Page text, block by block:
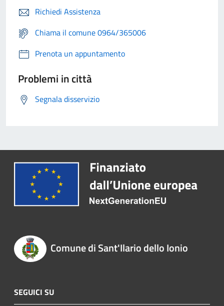
Richiedi Assistenza
Chiama il comune 0964/365006
Prenota un appuntamento
Problemi in città
Segnala disservizio
Comune di Sant'Ilario dello Ionio
SEGUICI SU